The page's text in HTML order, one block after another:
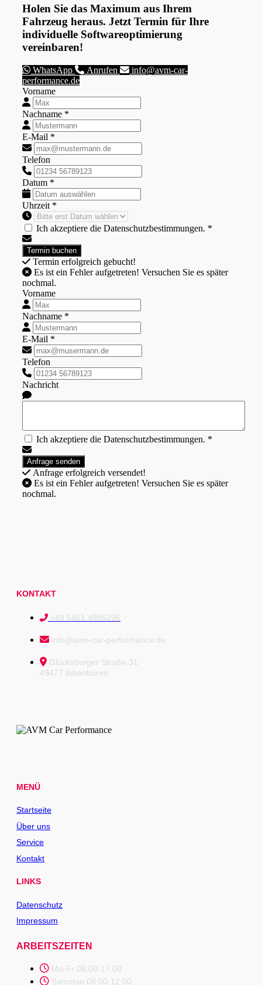
Holen Sie das Maximum aus Ihrem
Fahrzeug heraus. Jetzt Termin für Ihre
individuelle Softwareoptimierung
vereinbaren!
WhatsApp Anrufen
info@avm-car-
performance.de
Vorname
Nachname *
E-Mail *
Telefon
Datum *
Uhrzeit *
Ich akzeptiere die Datenschutzbestimmungen. *
Termin erfolgreich gebucht!
nochmal.
Vorname
Nachname *
E-Mail *
Telefon
Nachricht
Ich akzeptiere die Datenschutzbestimmungen. *
Anfrage erfolgreich versendet!
nochmal.
KONTAKT
+49 5451 4995296
info@avm-car-performance.de
Glücksburger Straße 31
49477 Ibbenbüren
MENÜ
Startseite
Über uns
Service
Kontakt
LINKS
Datenschutz
Impressum
ARBEITSZEITEN
Mo-Fr 08:00-17:00
Samstag 08:00-12:00